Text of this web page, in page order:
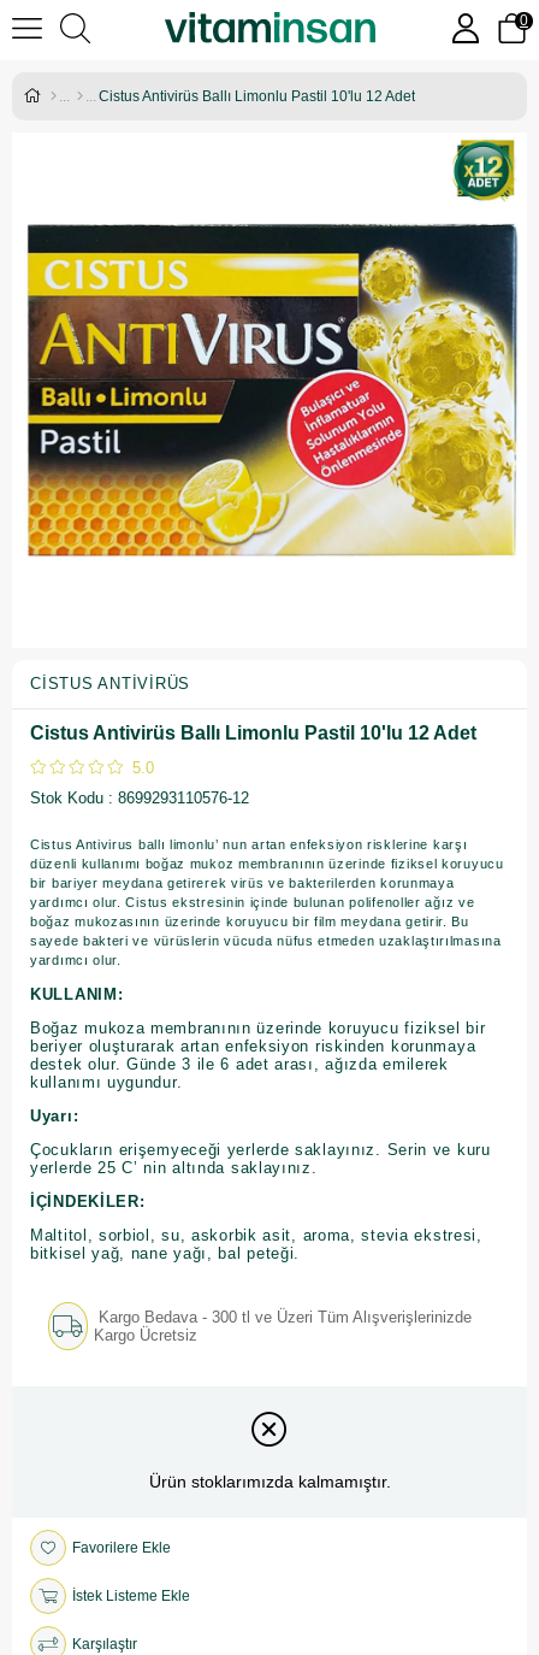
0
Cistus Antivirüs Ballı Limonlu Pastil 10'lu 12 Adet
CISTUS ANTIVIRÜS
Cistus Antivirüs Ballı Limonlu Pastil 10'lu 12 Adet
5.0
Stok Kodu
8699293110576-12
Cistus Antivirus ballı limonlu’ nun artan enfeksiyon risklerine karşı
düzenli kullanımı boğaz mukoz membranının üzerinde fiziksel koruyucu
bir bariyer meydana getirerek virüs ve bakterilerden korunmaya
yardımcı olur. Cistus ekstresinin içinde bulunan polifenoller ağız ve
boğaz mukozasının üzerinde koruyucu bir film meydana getirir. Bu
sayede bakteri ve vürüslerin vücuda nüfus etmeden uzaklaştırılmasına
yardımcı olur.
KULLANIM:
Boğaz mukoza membranının üzerinde koruyucu fiziksel bir
beriyer oluşturarak artan enfeksiyon riskinden korunmaya
destek olur. Günde 3 ile 6 adet arası, ağızda emilerek
kullanımı uygundur.
Uyarı:
Çocukların erişemyeceği yerlerde saklayınız. Serin ve kuru
yerlerde 25 C’ nin altında saklayınız.
İÇİNDEKİLER:
Maltitol, sorbiol, su, askorbik asit, aroma, stevia ekstresi,
bitkisel yağ, nane yağı, bal peteği.
Kargo Bedava - 300 tl ve Üzeri Tüm Alışverişlerinizde
Kargo Ücretsiz
Ürün stoklarımızda kalmamıştır.
Favorilere Ekle
İstek Listeme Ekle
Karşılaştır